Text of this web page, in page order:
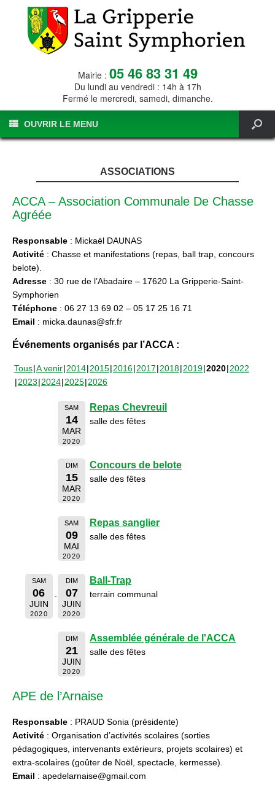
Mairie : 05 46 83 31 49
Du lundi au vendredi : 14h à 17h
Fermé le mercredi, samedi, dimanche.
OUVRIR LE MENU
ASSOCIATIONS
ACCA – Association Communale De Chasse
Agréée
Responsable : Mickaël DAUNAS
Activité : Chasse et manifestations (repas, ball trap, concours
belote).
Adresse : 30 rue de l’Abadaire – 17620 La Gripperie-Saint-
Symphorien
Téléphone : 06 27 13 69 02 – 05 17 25 16 71
Email : micka.daunas@sfr.fr
Événements organisés par l’ACCA :
Tous A venir 2014 2015 2016 2017 2018 2019 2020 2022
2023 2024 2025 2026
SAM
14
MAR
2020
Repas Chevreuil
salle des fêtes
DIM
15
MAR
2020
Concours de belote
salle des fêtes
SAM
09
MAI
2020
Repas sanglier
salle des fêtes
SAM
06
JUIN
2020
DIM
07
JUIN
2020
Ball-Trap
terrain communal
DIM
21
JUIN
2020
Assemblée générale de l'ACCA
salle des fêtes
APE de l’Arnaise
Responsable : PRAUD Sonia (présidente)
Activité : Organisation d’activités scolaires (sorties
pédagogiques, intervenants extérieurs, projets scolaires) et
extra-scolaires (goûter de Noël, spectacle, kermesse).
Email : apedelarnaise@gmail.com